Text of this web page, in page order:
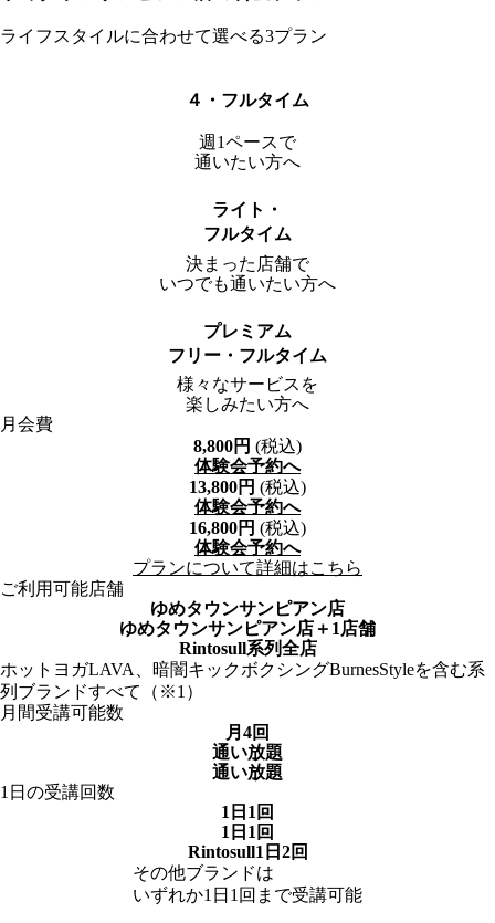
ライフスタイルに合わせて選べる3プラン
４・フルタイム
週1ペースで
通いたい方へ
ライト・
フルタイム
決まった店舗で
いつでも通いたい方へ
プレミアム
フリー・フルタイム
様々なサービスを
楽しみたい方へ
月会費
8,800円 (税込)
体験会予約へ
13,800円 (税込)
体験会予約へ
16,800円 (税込)
体験会予約へ
プランについて詳細はこちら
ご利用可能店舗
ゆめタウンサンピアン店
ゆめタウンサンピアン店＋1店舗
Rintosull系列全店
ホットヨガLAVA、暗闇キックボクシングBurnesStyleを含む系
列ブランドすべて（※1）
月間受講可能数
月4回
通い放題
通い放題
1日の受講回数
1日1回
1日1回
Rintosull1日2回
その他ブランドは
いずれか1日1回まで受講可能